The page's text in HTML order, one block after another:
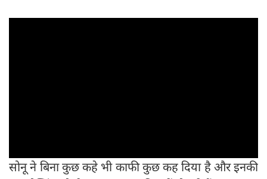
सोनू ने बिना कुछ कहे भी काफी कुछ कह दिया है और इनकी